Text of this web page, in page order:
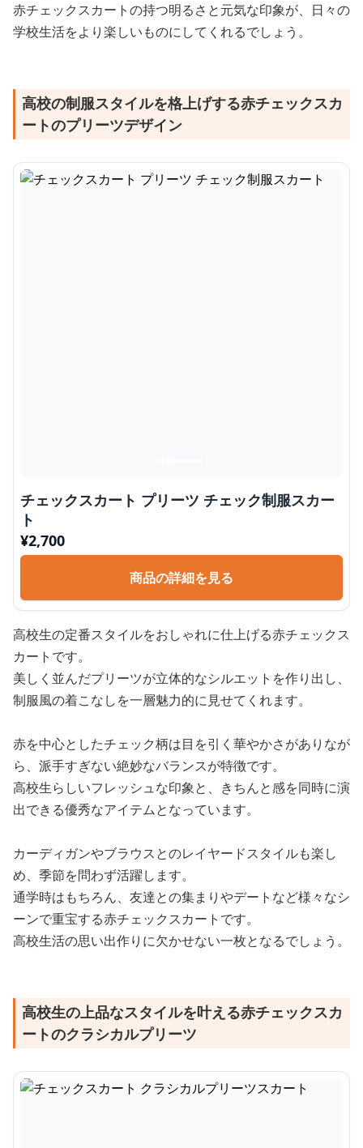
赤チェックスカートの持つ明るさと元気な印象が、日々の
学校生活をより楽しいものにしてくれるでしょう。
高校の制服スタイルを格上げする赤チェックスカ
ートのプリーツデザイン
チェックスカート プリーツ チェック制服スカー
ト
¥2,700
商品の詳細を見る
高校生の定番スタイルをおしゃれに仕上げる赤チェックス
カートです。
美しく並んだプリーツが立体的なシルエットを作り出し、
制服風の着こなしを一層魅力的に見せてくれます。
赤を中心としたチェック柄は目を引く華やかさがありなが
ら、派手すぎない絶妙なバランスが特徴です。
高校生らしいフレッシュな印象と、きちんと感を同時に演
出できる優秀なアイテムとなっています。
カーディガンやブラウスとのレイヤードスタイルも楽し
め、季節を問わず活躍します。
通学時はもちろん、友達との集まりやデートなど様々なシ
ーンで重宝する赤チェックスカートです。
高校生活の思い出作りに欠かせない一枚となるでしょう。
高校生の上品なスタイルを叶える赤チェックスカ
ートのクラシカルプリーツ